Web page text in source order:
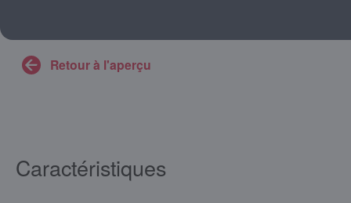
Retour à l'aperçu
Caractéristiques